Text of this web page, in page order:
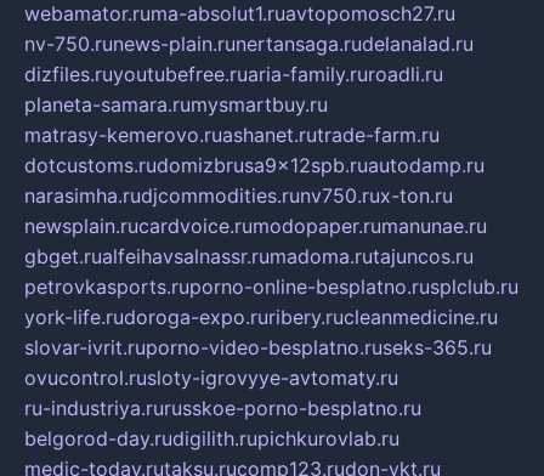
webamator.ruma-absolut1.ruavtopomosch27.ru
nv-750.runews-plain.runertansaga.rudelanalad.ru
dizfiles.ruyoutubefree.ruaria-family.ruroadli.ru
planeta-samara.rumysmartbuy.ru
matrasy-kemerovo.ruashanet.rutrade-farm.ru
dotcustoms.rudomizbrusa9x12spb.ruautodamp.ru
narasimha.rudjcommodities.runv750.rux-ton.ru
newsplain.rucardvoice.rumodopaper.rumanunae.ru
gbget.rualfeihavsalnassr.rumadoma.rutajuncos.ru
petrovkasports.ruporno-online-besplatno.rusplclub.ru
york-life.rudoroga-expo.ruribery.rucleanmedicine.ru
slovar-ivrit.ruporno-video-besplatno.ruseks-365.ru
ovucontrol.rusloty-igrovyye-avtomaty.ru
ru-industriya.rurusskoe-porno-besplatno.ru
belgorod-day.rudigilith.rupichkurovlab.ru
medic-today.rutaksu.rucomp123.rudon-ykt.ru